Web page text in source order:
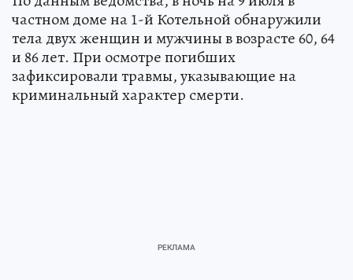
частном доме на 1-й Котельной обнаружили
тела двух женщин и мужчины в возрасте 60, 64
и 86 лет. При осмотре погибших
зафиксировали травмы, указывающие на
криминальный характер смерти.